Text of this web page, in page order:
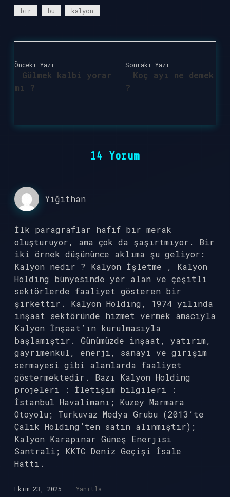
bir bu kalyon
Önceki Yazı
Gülmek kalbi yorar
mı ?
Sonraki Yazı
Koç ayı ne demek
?
14 Yorum
Yiğithan
İlk paragraflar hafif bir merak
oluşturuyor, ama çok da şaşırtmıyor. Bir
iki örnek düşününce aklıma şu geliyor:
Kalyon nedir ? Kalyon İşletme , Kalyon
Holding bünyesinde yer alan ve çeşitli
sektörlerde faaliyet gösteren bir
şirkettir. Kalyon Holding, 1974 yılında
inşaat sektöründe hizmet vermek amacıyla
Kalyon İnşaat’ın kurulmasıyla
başlamıştır. Günümüzde inşaat, yatırım,
gayrimenkul, enerji, sanayi ve girişim
sermayesi gibi alanlarda faaliyet
göstermektedir. Bazı Kalyon Holding
projeleri : İletişim bilgileri :
İstanbul Havalimanı; Kuzey Marmara
Otoyolu; Turkuvaz Medya Grubu (2013’te
Çalık Holding’ten satın alınmıştır);
Kalyon Karapınar Güneş Enerjisi
Santrali; KKTC Deniz Geçişi İsale
Hattı.
Ekim 23, 2025 Yanıtla